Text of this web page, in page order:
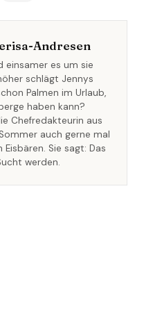
Andresen
einsamer es um sie
schlägt Jennys
Palmen im Urlaub,
haben kann?
Chefredakteurin aus
auch gerne mal
Sie sagt: Das
werden.